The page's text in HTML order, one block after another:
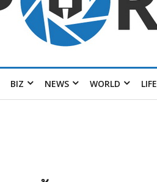
BIZ NEWS WORLD LIFE